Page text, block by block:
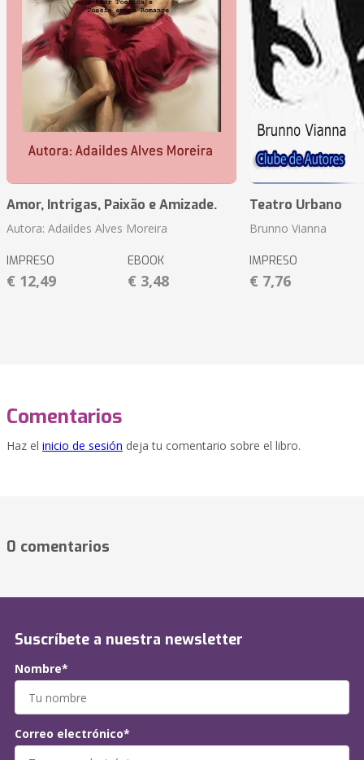
Amor, Intrigas, Paixão e Amizade.
Autora: Adaildes Alves Moreira
IMPRESO
€ 12,49
EBOOK
€ 3,48
Teatro Urbano
Brunno Vianna
IMPRESO
€ 7,76
Comentarios
Haz el inicio de sesión deja tu comentario sobre el libro.
0 comentarios
Suscríbete a nuestra newsletter
Nombre*
Correo electrónico*